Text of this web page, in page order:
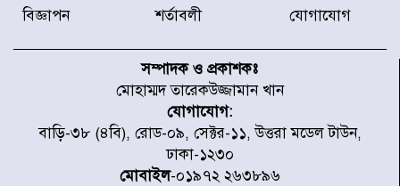
করেছে র‌্যাব-১
চূড়ান্ত পর্যায়ে : ইরান
প্রত্যেক অপরাধীর বিচার এ দেশেই
হবে, সে যত শক্তিশালীই হোক না কেন,
চট্টগ্রামে জুলাই গণঅভ্যুত্থান দিবসে
প্রতিমন্ত্রী মীর হেলাল
বিজ্ঞাপন শর্তাবলী যোগাযোগ
সম্পাদক ও প্রকাশকঃ
মোহাম্মদ তারেকউজ্জামান খান
যোগাযোগ:
বাড়ি-৩৮ (৪বি), রোড-০৯, সেক্টর-১১, উত্তরা মডেল টাউন,
ঢাকা-১২৩০
মোবাইল-০১৯৭২ ২৬৩৮৯৬